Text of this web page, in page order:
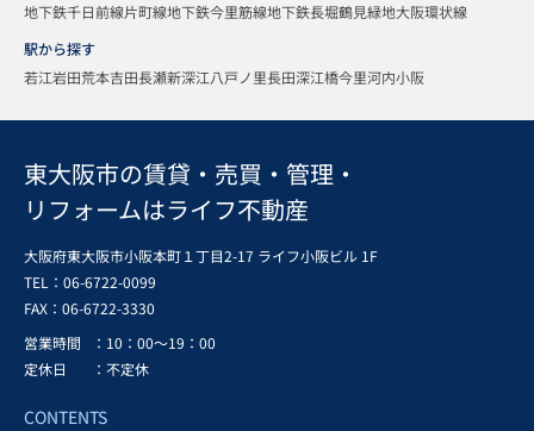
地下鉄千日前線片町線地下鉄今里筋線地下鉄長堀鶴見緑地大阪環状線
駅から探す
若江岩田荒本吉田長瀬新深江八戸ノ里長田深江橋今里河内小阪
東大阪市の賃貸・売買・管理・
リフォームはライフ不動産
大阪府東大阪市小阪本町１丁目2-17 ライフ小阪ビル 1F
TEL：06-6722-0099
FAX： 06-6722-3330
営業時間
：10：00～19：00
定休日
：不定休
CONTENTS